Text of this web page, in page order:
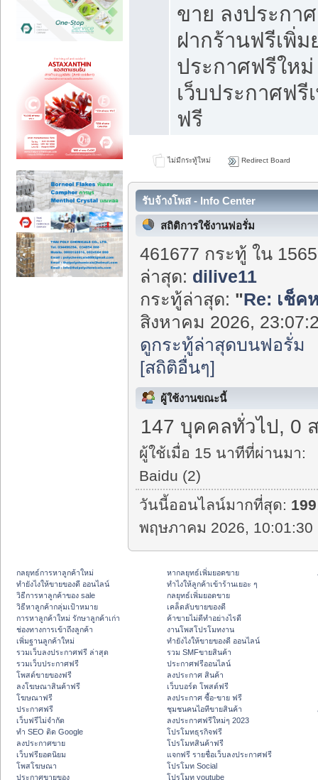
ขาย ลงประกา
ฝากร้านฟรีเพิ่ม
ประกาศฟรีให
เว็บประกาศฟรี
ฟรี
ไม่มีกระทู้ใหม่ Redirect Board
รับจ้างโพส - Info Center
สถิติการใช้งานฟอรั่ม
461677 กระทู้ ใน
ล่าสุด: dilive11
กระทู้ล่าสุด: "Re: เช็ค
สิงหาคม 2026,
ดูกระทู้ล่าสุดบนฟอรั่ม
[สถิติอื่นๆ]
ผู้ใช้งานขณะนี้
147 บุคคลทั่วไป, 0
ผู้ใช้เมื่อ 15 นาทีที่ผ่านมา:
Baidu (2)
วันนี้ออนไลน์มากที่สุด: 199
พฤษภาคม 2026, 10:01:30
กลยุทธ์การหาลูกค้าใหม่
ทํายังไงให้ขายของดี ออนไลน์
วิธีการหาลูกค้าของ sale
วิธีหาลูกค้ากลุ่มเป้าหมาย
การหาลูกค้าใหม่ รักษาลูกค้าเก่า
ช่องทางการเข้าถึงลูกค้า
เพิ่มฐานลูกค้าใหม่
รวมเว็บลงประกาศฟรี ล่าสุด
รวมเว็บประกาศฟรี
โพสต์ขายของฟรี
ลงโฆษณาสินค้าฟรี
โฆษณาฟรี
ประกาศฟรี
เว็บฟรีไม่จำกัด
ทำ SEO ติด Google
ลงประกาศขาย
เว็บฟรียอดนิยม
โพสโฆษณา
ประกาศขายของ
หากลยุทธ์เพิ่มยอดขาย
ทําไงให้ลูกค้าเข้าร้านเยอะ ๆ
กลยุทธ์เพิ่มยอดขาย
เคล็ดลับขายของดี
ค้าขายไม่ดีทำอย่างไรดี
งานโพสโปรโมทงาน
ทํายังไงให้ขายของดี ออนไลน์
รวม SMFขายสินค้า
ประกาศฟรีออนไลน์
ลงประกาศ สินค้า
เว็บบอร์ด โพสต์ฟรี
ลงประกาศ ซื้อ-ขาย ฟรี
ชุมชนคนไอทีขายสินค้า
ลงประกาศฟรีใหม่ๆ 2023
โปรโมทธุรกิจฟรี
โปรโมทสินค้าฟรี
แจกฟรี รายชื่อเว็บลงประกาศฟรี
โปรโมท Social
โปรโมท youtube